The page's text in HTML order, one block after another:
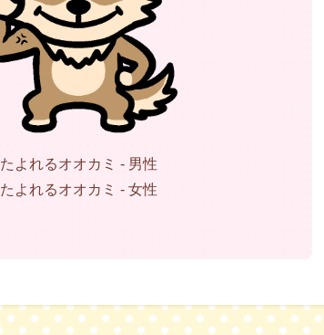
たよれるオオカミ - 男性
たよれるオオカミ - 女性